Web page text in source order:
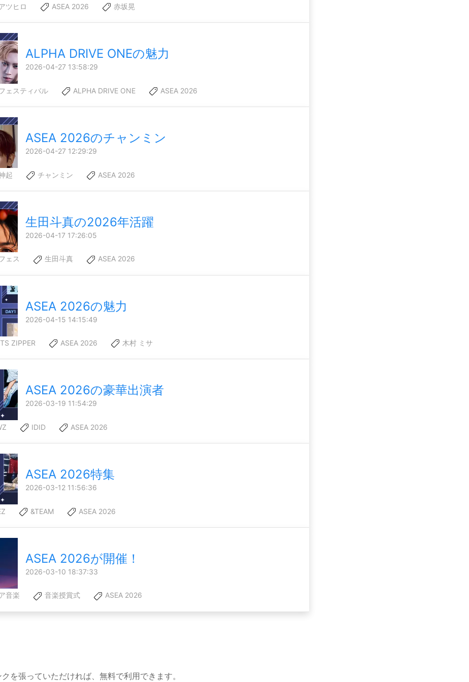
ツヒロ ASEA 2026 赤坂晃
ALPHA DRIVE ONEの魅力
2026-04-27 13:58:29
ェスティバル ALPHA DRIVE ONE ASEA 2026
ASEA 2026のチャンミン
2026-04-27 12:29:29
起 チャンミン ASEA 2026
生田斗真の2026年活躍
2026-04-17 17:26:05
ェス 生田斗真 ASEA 2026
ASEA 2026の魅力
2026-04-15 14:15:49
ZIPPER ASEA 2026 木村 ミサ
ASEA 2026の豪華出演者
2026-03-19 11:54:29
IDID ASEA 2026
ASEA 2026特集
2026-03-12 11:56:36
&TEAM ASEA 2026
ASEA 2026が開催！
2026-03-10 18:37:33
音楽 音楽授賞式 ASEA 2026
を張っていただければ、無料で利用できます。